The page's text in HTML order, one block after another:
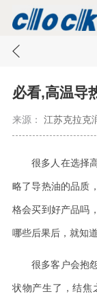
必看,高温导
来源： 江苏克拉克
很多人在选择
略了导热油的品质
格会买到好产品吗
哪些后果后，就知
很多客户会抱
状物产生了，结焦